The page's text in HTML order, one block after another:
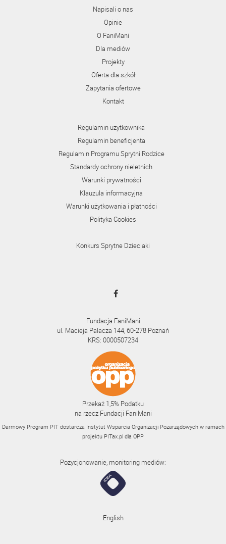
Napisali o nas
Opinie
O FaniMani
Dla mediów
Projekty
Oferta dla szkół
Zapytania ofertowe
Kontakt
Regulamin użytkownika
Regulamin beneficjenta
Regulamin Programu Sprytni Rodzice
Standardy ochrony nieletnich
Warunki prywatności
Klauzula informacyjna
Warunki użytkowania i płatności
Polityka Cookies
Konkurs Sprytne Dzieciaki
Fundacja FaniMani
ul. Macieja Palacza 144, 60-278 Poznań
KRS: 0000507234
Przekaż 1,5% Podatku
na rzecz Fundacji FaniMani
Darmowy Program PIT dostarcza Instytut Wsparcia Organizacji Pozarządowych w ramach
projektu PITax.pl dla OPP
Pozycjonowanie, monitoring mediów:
English